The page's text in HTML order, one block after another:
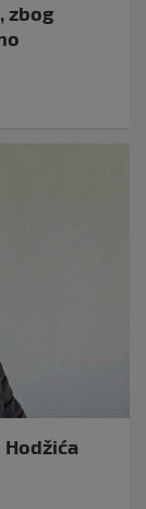
zbog
Hodžića